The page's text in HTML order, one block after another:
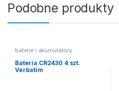
Podobne produkty
baterie i akumulatory
Bateria CR2430 4 szt.
Verbatim